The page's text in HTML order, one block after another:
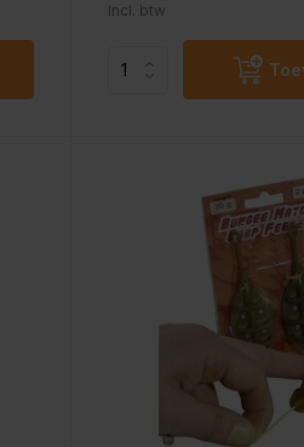
Incl. btw